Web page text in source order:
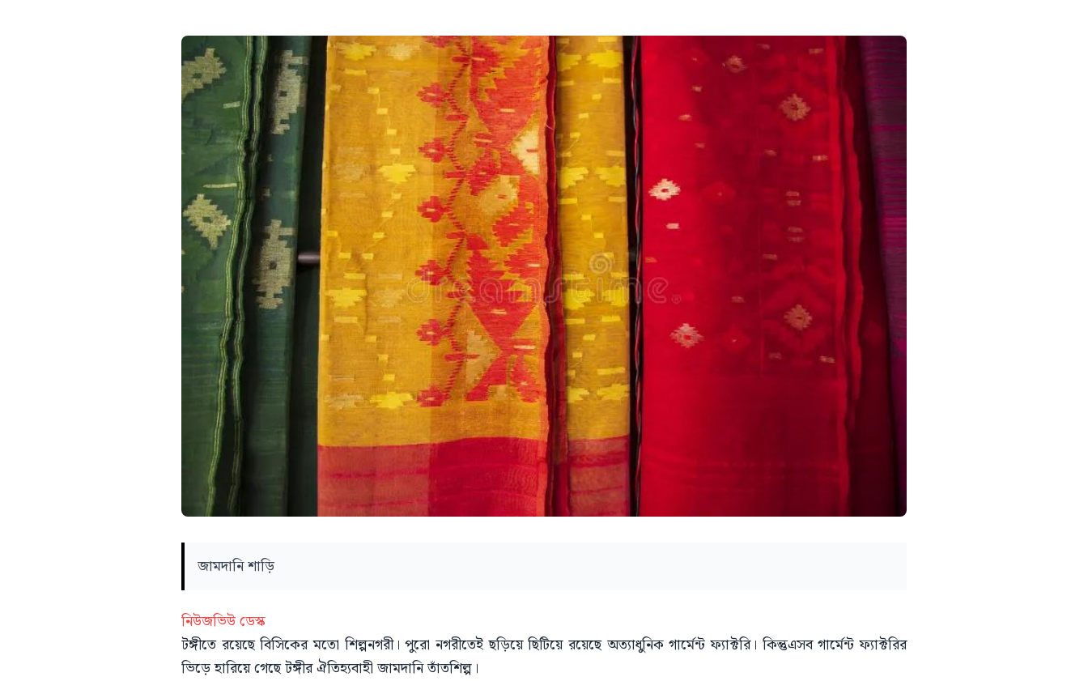
জামদানি শাড়ি
নিউজভিউ ডেস্ক
টঙ্গীতে রয়েছে বিসিকের মতো শিল্পনগরী। পুরো নগরীতেই ছড়িয়ে ছিটিয়ে রয়েছে অত্যাধুনিক গার্মেন্ট ফ্যাক্টরি। কিন্তুএসব গার্মেন্ট ফ্যাক্টরির
ভিড়ে হারিয়ে গেছে টঙ্গীর ঐতিহ্যবাহী জামদানি তাঁতশিল্প।